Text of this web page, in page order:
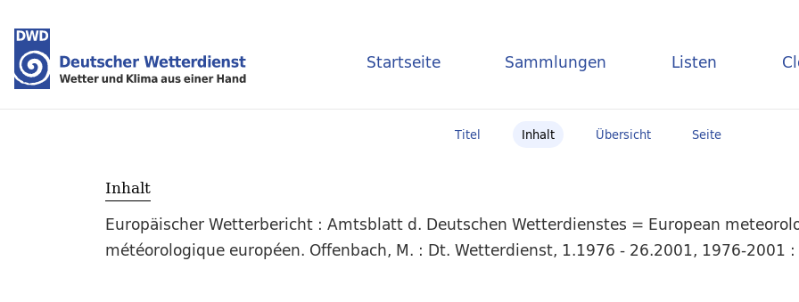
Startseite Sammlungen Listen
Titel Inhalt Übersicht Seite
Inhalt
Europäischer Wetterbericht : Amtsblatt d. Deutschen Wetterdienstes = European
météorologique européen. Offenbach, M. : Dt. Wetterdienst, 1.1976 - 26.2001, 1976-2001